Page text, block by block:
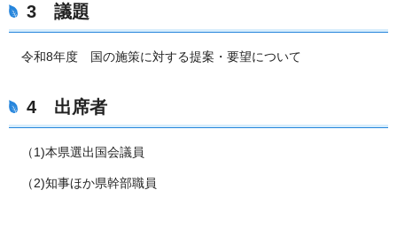
3 議題
令和8年度 国の施策に対する提案・要望について
4 出席者
（1)本県選出国会議員
（2)知事ほか県幹部職員